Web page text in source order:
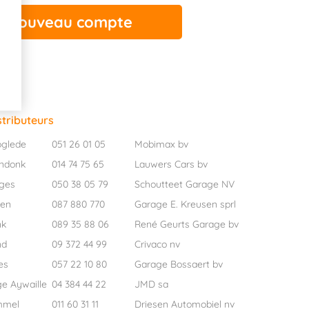
051 26 01 05
Mobimax bv
014 74 75 65
Lauwers Cars bv
050 38 05 79
Schoutteet Garage NV
087 880 770
Garage E. Kreusen sprl
089 35 88 06
René Geurts Garage bv
09 372 44 99
Crivaco nv
057 22 10 80
Garage Bossaert bv
Aywaille 04 384 44 22
JMD sa
011 60 31 11 Driesen Automobiel nv